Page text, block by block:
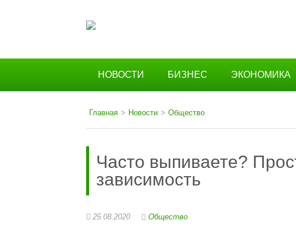
НОВОСТИ БИЗНЕС ЭКОНОМИКА
Главная > Новости > Общество
Часто выпиваете?
зависимость
25.08.2020 Общество